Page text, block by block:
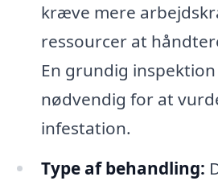
kræve mere
ressourcer at
En grundig
nødvendig for at
infestation.
Type af behandling: